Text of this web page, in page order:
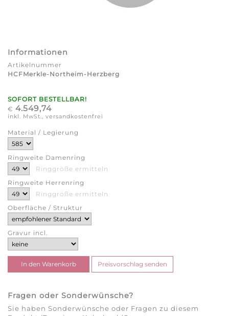
Informationen
Artikelnummer
HCFMerkle-Northeim-Herzberg
SOFORT BESTELLBAR!
€ 4.549,74
inkl. MwSt., versandkostenfrei
Material / Legierung
Ringweite Damenring
Ringgröße ermitteln
Ringweite Herrenring
Ringgröße ermitteln
Oberfläche / Struktur
Gravur incl.
Fragen oder Sonderwünsche?
Sie haben Sonderwünsche oder Fragen zu diesem